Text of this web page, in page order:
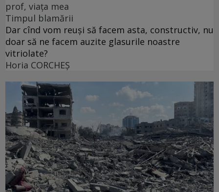
prof, viața mea
Timpul blamării
Dar cînd vom reuși să facem asta, constructiv, nu
doar să ne facem auzite glasurile noastre
vitriolate?
Horia CORCHEŞ